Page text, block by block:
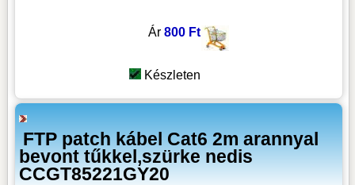
Ár 800 Ft
Készleten
FTP patch kábel Cat6 2m arannyal
bevont tűkkel,szürke nedis
CCGT85221GY20